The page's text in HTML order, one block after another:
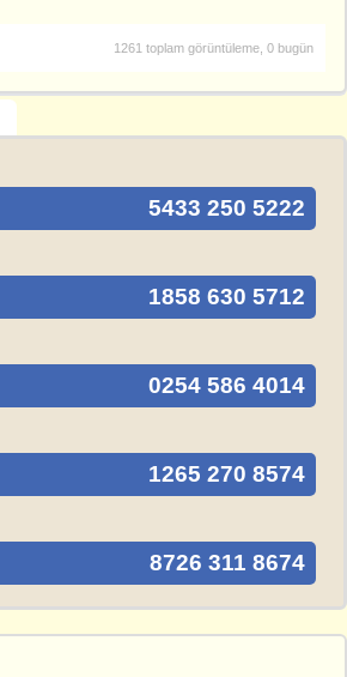
1261 toplam görüntüleme, 0 bugün
5433 250 5222
1858 630 5712
0254 586 4014
1265 270 8574
8726 311 8674